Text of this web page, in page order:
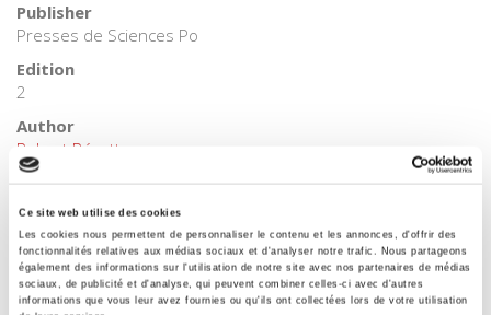
Ce site web utilise des cookies
Les cookies nous permettent de personnaliser le contenu et les annonces, d'offrir des
fonctionnalités relatives aux médias sociaux et d'analyser notre trafic. Nous partageons
également des informations sur l'utilisation de notre site avec nos partenaires de médias
sociaux, de publicité et d'analyse, qui peuvent combiner celles-ci avec d'autres
informations que vous leur avez fournies ou qu'ils ont collectées lors de votre utilisation
Publisher
Presses de Sciences Po
Edition
2
Author
Robert Rézette
Collection
Académique
Language
French
Tags